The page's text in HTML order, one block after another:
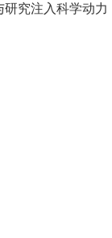
究注入科学动力